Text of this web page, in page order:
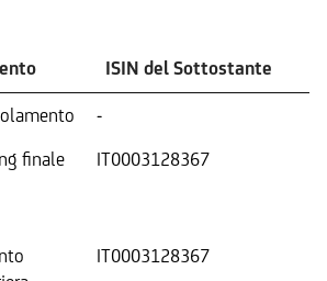
ISIN del Sottostante
-
finale IT0003128367
IT0003128367